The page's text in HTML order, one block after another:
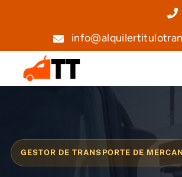
Servicios
GESTOR DE TRANSPORTE DE